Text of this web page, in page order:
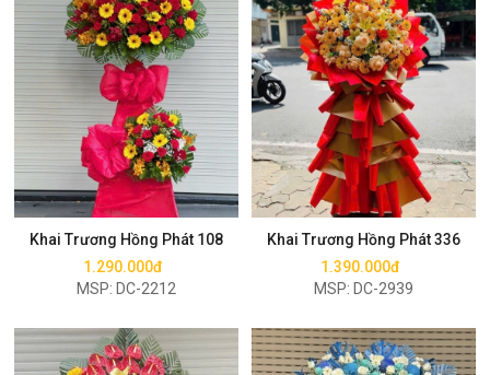
Khai Trương Hồng Phát 108
1.290.000đ
MSP: DC-2212
Mua ngay
Khai Trương Hồng Phát 336
1.390.000đ
MSP: DC-2939
Mua ngay